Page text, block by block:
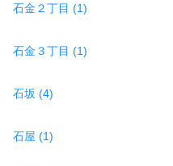
石金２丁目 (1)
石金３丁目 (1)
石坂 (4)
石屋 (1)